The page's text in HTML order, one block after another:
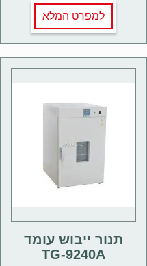
למפרט המלא
תנור ייבוש עומד
TG-9240A